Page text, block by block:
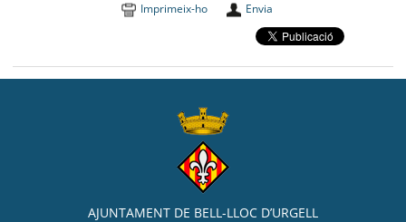
Imprimeix-ho Envia
AJUNTAMENT DE BELL-LLOC D’URGELL